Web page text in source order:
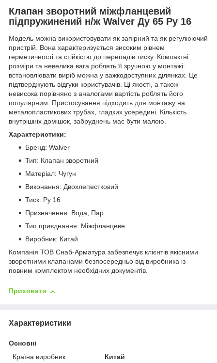
Клапан зворотний міжфланцевий
підпружинений н/ж Walver Ду 65 Ру 16
Модель можна використовувати як запірний та як регулюючий
пристрій. Вона характеризується високим рівнем
герметичності та стійкістю до перепадів тиску. Компактні
розміри та невелика вага роблять її зручною у монтажі:
встановлювати виріб можна у важкодоступних ділянках. Це
підтверджують відгуки користувачів. Ці якості, а також
невисока порівняно з аналогами вартість роблять його
популярним. Пристосування підходить для монтажу на
металопластикових трубах, гладких усередині. Кількість
внутрішніх домішок, забруднень має бути малою.
Характеристики:
Бренд: Walver
Тип: Клапан зворотний
Матеріал: Чугун
Виконання: Двохлепестковий
Тиск: Ру 16
Призначення: Вода; Пар
Тип приєднання: Міжфланцеве
Виробник: Китай
Компанія ТОВ Снаб-Арматура забезпечує клієнтів якісними
зворотними клапанами безпосередньо від виробника із
повним комплектом необхідних документів.
Приховати
Характеристики
Основні
Країна виробник
Китай